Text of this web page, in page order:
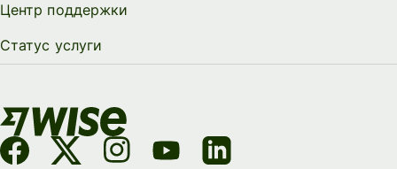
Центр поддержки
Статус услуги